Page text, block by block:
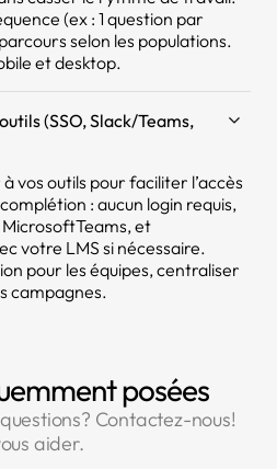
(ex : 1 question par
selon les populations.
et desktop.
(SSO, Slack/Teams,
vos outils pour faciliter l’accès
: aucun login requis,
et
votre LMS si nécessaire.
pour les équipes, centraliser
campagnes.
posées
Contactez-nous!
aider.